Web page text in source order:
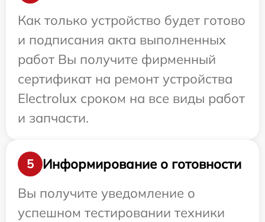
Как только устройство будет готово
и подписания акта выполненных
работ Вы получите фирменный
сертификат на ремонт устройства
Electrolux сроком на все виды работ
и запчасти.
5
Информирование о готовности
Вы получите уведомление о
успешном тестировании техники